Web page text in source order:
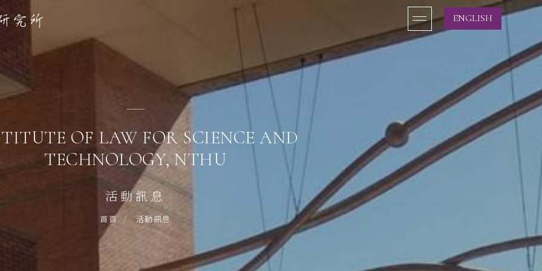
ENGLISH
OF LAW FOR SCIENCE AND
TECHNOLOGY, NTHU
活動訊息
首頁 活動訊息